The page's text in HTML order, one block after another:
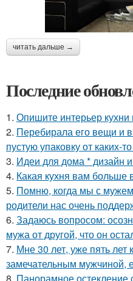
читать дальше →
Последние
1. Опишите интерьер кухни
2. Перебирала его вещи и
пустую упаковку от каких-
3. Идеи для дома * дизайн
4. Какая кухня вам больше
5. Помню, когда мы с
родители нас очень
6. Задаюсь вопросом:
мужа от другой, что он
7. Мне 30 лет, уже пять лет
замечательным мужчиной,